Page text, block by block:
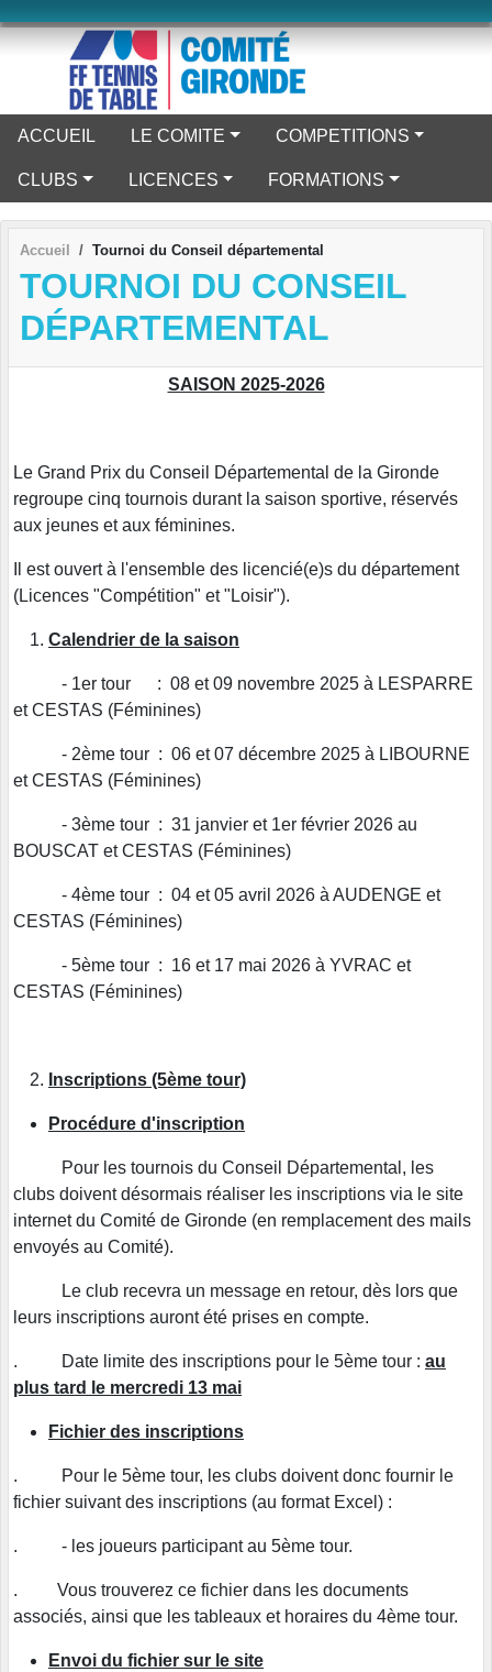
ACCUEIL LE COMITE COMPETITIONS
CLUBS LICENCES FORMATIONS
Accueil Tournoi du Conseil départemental
TOURNOI DU CONSEIL
DÉPARTEMENTAL
SAISON 2025-2026
Le Grand Prix du Conseil Départemental de la Gironde
regroupe cinq tournois durant la saison sportive, réservés
aux jeunes et aux féminines.
Il est ouvert à l'ensemble des licencié(e)s du département
(Licences "Compétition" et "Loisir").
Calendrier de la saison
- 1er tour : 08 et 09 novembre 2025 à LESPARRE
et CESTAS (Féminines)
- 2ème tour : 06 et 07 décembre 2025 à LIBOURNE
et CESTAS (Féminines)
- 3ème tour : 31 janvier et 1er février 2026 au
BOUSCAT et CESTAS (Féminines)
- 4ème tour : 04 et 05 avril 2026 à AUDENGE et
CESTAS (Féminines)
- 5ème tour : 16 et 17 mai 2026 à YVRAC et
CESTAS (Féminines)
Inscriptions (5ème tour)
‌‌Procédure d'inscription
Pour les tournois du Conseil Départemental, les
clubs doivent désormais réaliser les inscriptions via le site
internet du Comité de Gironde (en remplacement des mails
envoyés au Comité).
Le club recevra un message en retour, dès lors que
leurs inscriptions auront été prises en compte.
. Date limite des inscriptions pour le 5ème tour : au
plus tard le mercredi 13 mai
Fichier des inscriptions
. Pour le 5ème tour, les clubs doivent donc fournir le
fichier suivant des inscriptions (au format Excel) :
. - les joueurs participant au 5ème tour.
. Vous trouverez ce fichier dans les documents
associés, ainsi que les tableaux et horaires du 4ème tour.
Envoi d u fichier sur le site